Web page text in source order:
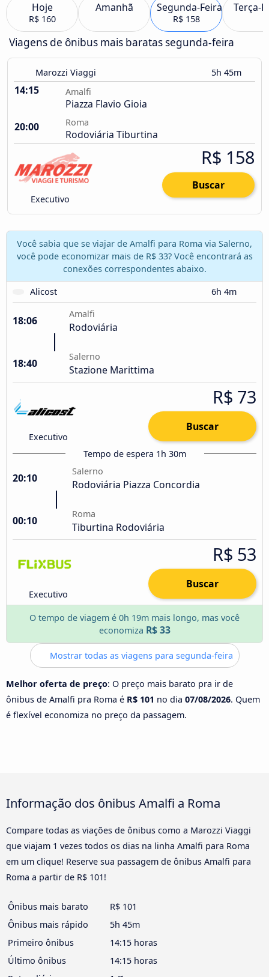
Hoje
R$ 160
Amanhã Segunda-Feira
R$ 158
Terça-
Viagens de ônibus mais baratas segunda-feira
Marozzi Viaggi 5h 45m
14:15 Amalfi
Piazza Flavio Gioia
20:00
Roma
Rodoviária Tiburtina
Executivo
R$ 158
Buscar
Você sabia que se viajar de Amalfi para Roma via Salerno,
você pode economizar mais de R$ 33? Você encontrará as
conexões correspondentes abaixo.
Alicost
6h 4m
18:06
Amalfi
Rodoviária
18:40
Salerno
Stazione Marittima
Executivo
R$ 73
Buscar
Tempo de espera 1h 30m
20:10
Salerno
Rodoviária Piazza Concordia
00:10
Roma
Tiburtina Rodoviária
Executivo
R$ 53
Buscar
O tempo de viagem é 0h 19m mais longo, mas você
economiza R$ 33
Mostrar todas as viagens para segunda-feira
Melhor oferta de preço: O preço mais barato pra ir de
ônibus de Amalfi pra Roma é R$ 101 no dia 07/08/2026. Quem
é flexível economiza no preço da passagem.
Informação dos ônibus Amalfi a Roma
Compare todas as viações de ônibus como a Marozzi Viaggi
que viajam 1 vezes todos os dias na linha Amalfi para Roma
em um clique! Reserve sua passagem de ônibus Amalfi para
Roma a partir de R$ 101!
Ônibus mais barato
R$ 101
Ônibus mais rápido
5h 45m
Primeiro ônibus
14:15 horas
Último ônibus
14:15 horas